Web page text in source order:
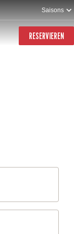
Saisons
RESERVIEREN